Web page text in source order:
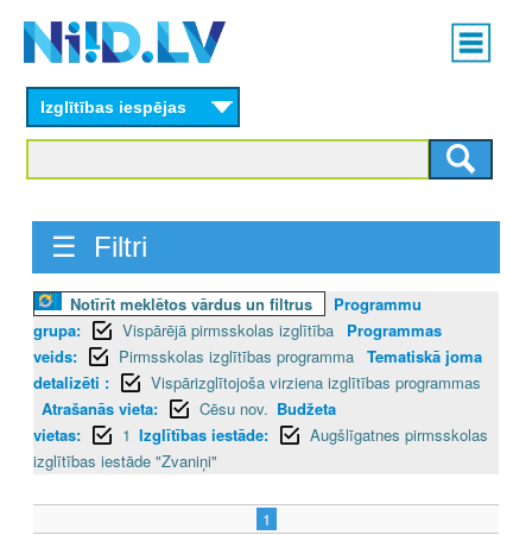
content
Main
menu
Izglītības iespējas
☰ Filtri
Notīrīt meklētos vārdus un filtrus
Programmu
grupa:
Vispārējā pirmsskolas izglītība
Programmas
veids:
Pirmsskolas izglītības programma Tematiskā joma
detalizēti :
Vispārizglītojoša virziena izglītības programmas
Atrašanās vieta:
Cēsu nov. Budžeta
vietas:
1 Izglītības iestāde:
Augšlīgatnes pirmsskolas
izglītības iestāde "Zvaniņi"
1